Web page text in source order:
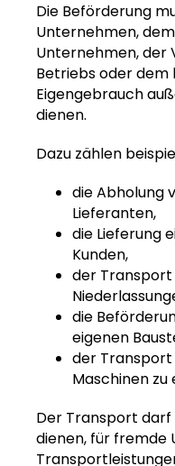
Die Beförderung
Unternehmen,
Unternehmen, der
Betriebs oder
Eigengebrauch
dienen.
Dazu zählen
die Abholung
Lieferanten,
die Lieferung
Kunden,
der Transport
die
eigenen
der Transport
Maschinen zu
Der Transport
dienen, für fremde